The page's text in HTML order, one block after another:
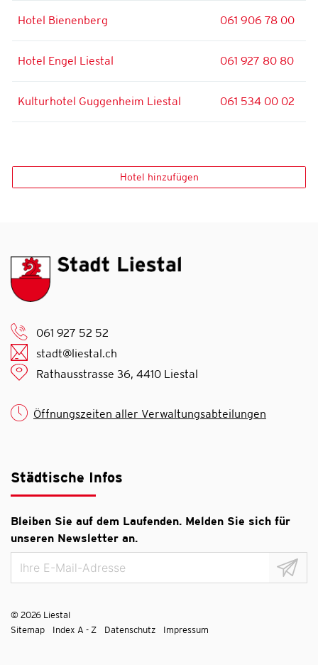
Hotel Bienenberg 061 906 78 00
Hotel Engel Liestal 061 927 80 80
Kulturhotel Guggenheim Liestal 061 534 00 02
Hotel hinzufügen
061 927 52 52
stadt@liestal.ch
Rathausstrasse 36, 4410 Liestal
Öffnungszeiten aller Verwaltungsabteilungen
Städtische Infos
Bleiben Sie auf dem Laufenden. Melden Sie sich für
unseren Newsletter an.
© 2026 Liestal
Toolbar
Sitemap Index A - Z Datenschutz Impressum